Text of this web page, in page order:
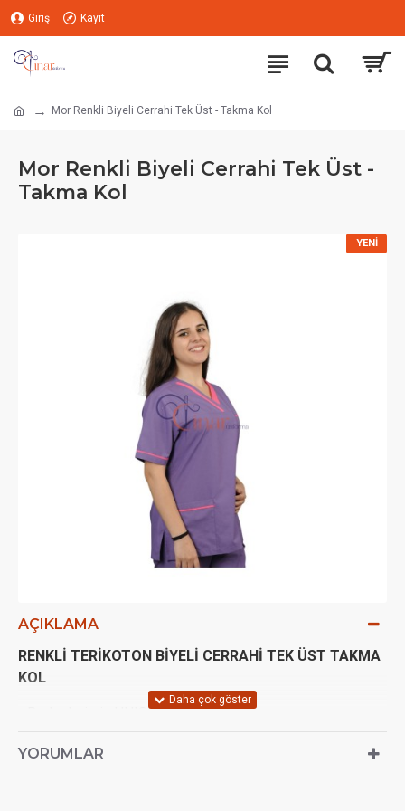
Giriş Kayıt
Mor Renkli Biyeli Cerrahi Tek Üst - Takma Kol
Mor Renkli Biyeli Cerrahi Tek Üst -
Takma Kol
YENI
AÇIKLAMA
RENKLİ TERİKOTON BİYELİ CERRAHİ TEK ÜST TAKMA
KOL
- Bedenlerimiz UNISEX'tir.
- Biye kombin edilmiştir.
YORUMLAR